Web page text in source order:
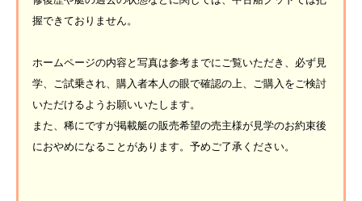
握できておりません。
ホームページの内容と写真は参考までにご覧いただき、必ず見
学、ご試乗され、購入者本人の眼で確認の上、ご購入をご検討
いただけるようお願いいたします。
また、稀にですが掲載艇の販売希望の売主様が見学のお約束後
におやめになることがあります。予めご了承ください。